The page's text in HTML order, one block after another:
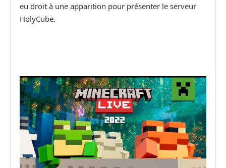
eu droit à une apparition pour présenter le serveur
HolyCube.